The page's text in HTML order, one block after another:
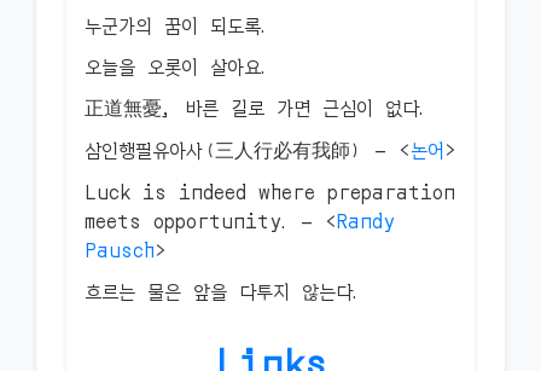
누군가의 꿈이 되도록.
오늘을 오롯이 살아요.
正道無憂, 바른 길로 가면 근심이 없다.
삼인행필유아사(三人行必有我師) — <논어>
Luck is indeed where preparation
meets opportunity. — <Randy
Pausch>
흐르는 물은 앞을 다투지 않는다.